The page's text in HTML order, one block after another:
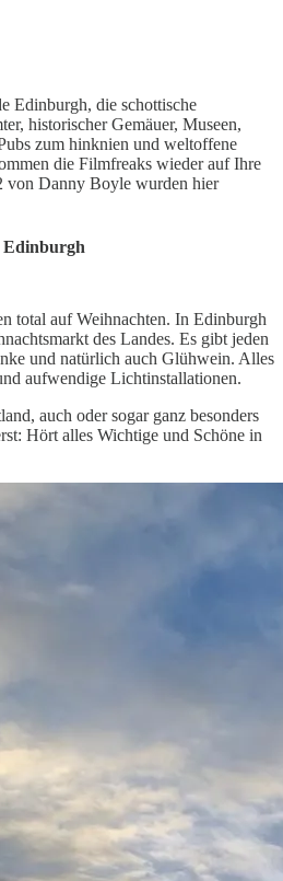
Edinburgh, die schottische
historischer Gemäuer, Museen,
zum hinknien und weltoffene
die Filmfreaks wieder auf Ihre
von Danny Boyle wurden hier
Edinburgh
total auf Weihnachten. In Edinburgh
des Landes. Es gibt jeden
und natürlich auch Glühwein. Alles
aufwendige Lichtinstallationen.
auch oder sogar ganz besonders
Hört alles Wichtige und Schöne in